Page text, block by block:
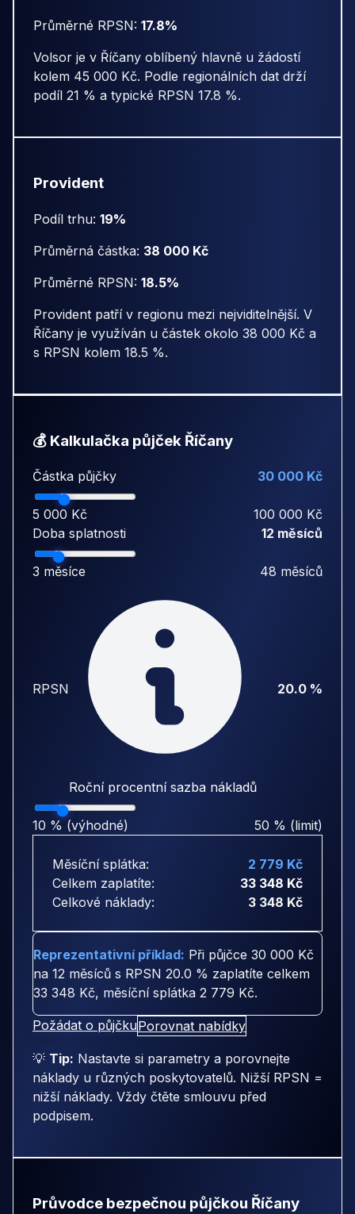
Průměrné RPSN: 17.8%
Volsor je v Říčany oblíbený hlavně u žádostí
kolem 45 000 Kč. Podle regionálních dat drží
podíl 21 % a typické RPSN 17.8 %.
Provident
Podíl trhu: 19%
Průměrná částka: 38 000 Kč
Průměrné RPSN: 18.5%
Provident patří v regionu mezi nejviditelnější. V
Říčany je využíván u částek okolo 38 000 Kč a
s RPSN kolem 18.5 %.
💰 Kalkulačka půjček Říčany
Částka půjčky 30 000 Kč
5 000 Kč
100 000 Kč
Doba splatnosti
12 měsíců
3 měsíce 48 měsíců
RPSN
Roční procentní sazba nákladů
20.0 %
10 % (výhodné) 50 % (limit)
Měsíční splátka:
2 779 Kč
Celkem zaplatíte:
33 348 Kč
Celkové náklady:
3 348 Kč
Reprezentativní příklad: Při půjčce 30 000 Kč
na 12 měsíců s RPSN 20.0 % zaplatíte celkem
33 348 Kč, měsíční splátka 2 779 Kč.
Požádat o půjčkuPorovnat nabídky
💡 Tip: Nastavte si parametry a porovnejte
náklady u různých poskytovatelů. Nižší RPSN =
nižší náklady. Vždy čtěte smlouvu před
podpisem.
Průvodce bezpečnou půjčkou Říčany